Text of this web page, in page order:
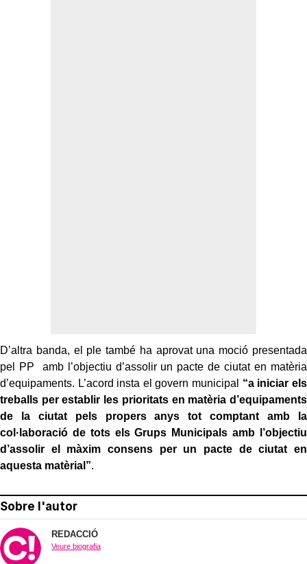
D’altra banda, el ple també ha aprovat una moció presentada
pel PP amb l’objectiu d’assolir un pacte de ciutat en matèria
d’equipaments. L’acord insta el govern municipal “a iniciar els
treballs per establir les prioritats en matèria d’equipaments
de la ciutat pels propers anys tot comptant amb la
col·laboració de tots els Grups Municipals amb l’objectiu
d’assolir el màxim consens per un pacte de ciutat en
aquesta matèrial”.
Sobre l'autor
REDACCIÓ
Veure biografia